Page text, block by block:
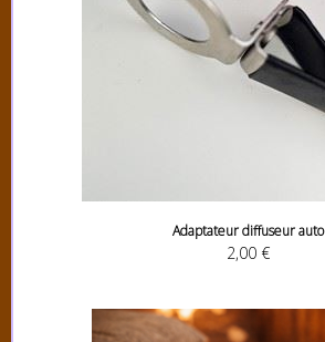
Adaptateur diffuseur auto
2,00 €